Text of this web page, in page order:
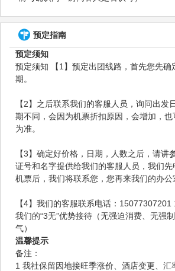
预定指南
预定须知
预定须知 【1】预定出团线路，首先您先确
期。
【2】之后联系我们的客服人员，询问出发
期不同，会因为机票折扣原因，会增加，
为准。
【3】确定好价格，日期，人数之后，请讲
证号和名字提供给我们的客服人员，我们
机票后，我们将联系您，您再来我们的办公
我们的“3无”优势接待（无强迫消费、无强
气）
温馨提示
备注：
1 我社保留因地接旺季涨价、酒店变更、汇率变化或其他不可抗